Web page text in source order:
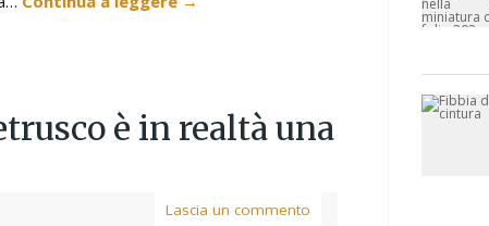
è in realtà una
Lascia un commento